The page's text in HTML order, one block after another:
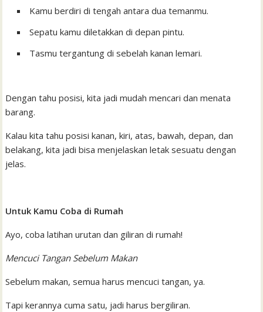
Kamu berdiri di tengah antara dua temanmu.
Sepatu kamu diletakkan di depan pintu.
Tasmu tergantung di sebelah kanan lemari.
Dengan tahu posisi, kita jadi mudah mencari dan menata
barang.
Kalau kita tahu posisi kanan, kiri, atas, bawah, depan, dan
belakang, kita jadi bisa menjelaskan letak sesuatu dengan
jelas.
Untuk Kamu Coba di Rumah
Ayo, coba latihan urutan dan giliran di rumah!
Mencuci Tangan Sebelum Makan
Sebelum makan, semua harus mencuci tangan, ya.
Tapi kerannya cuma satu, jadi harus bergiliran.